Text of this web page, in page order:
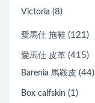
Victoria (8)
愛馬仕 拖鞋 (121)
愛馬仕 皮革 (415)
Barenia 馬鞍皮 (44)
Box calfskin (1)